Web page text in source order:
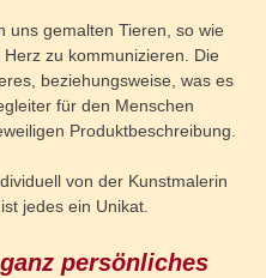
uns gemalten Tieren, so wie
zu kommunizieren. Die
beziehungsweise, was es
für den Menschen
Produktbeschreibung.
von der Kunstmalerin
jedes ein Unikat.
persönliches